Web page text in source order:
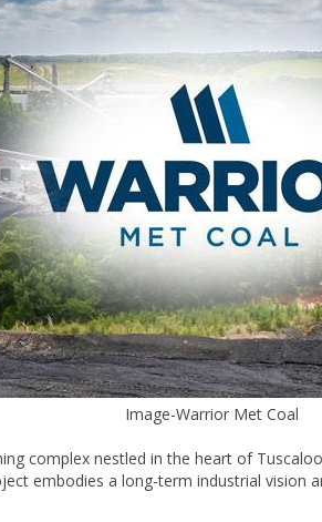
Image-Warrior Met Coal
complex nestled in the heart of
embodies a long-term industrial vision